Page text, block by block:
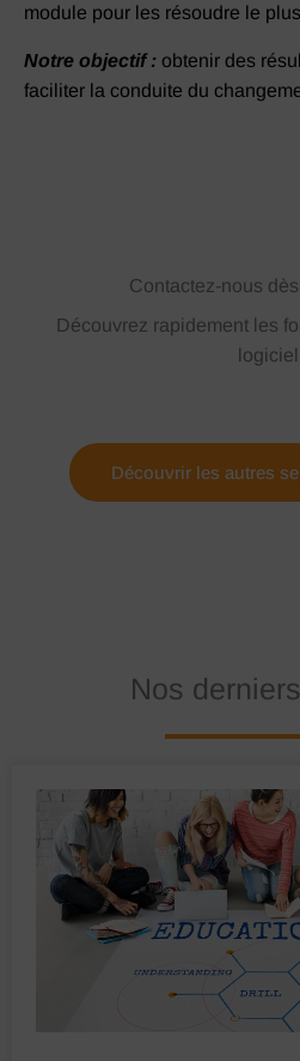
module pour les résoudre le
Notre objectif : obtenir des
faciliter la conduite du
Contactez-nous
Découvrez rapidement les
logiciel
Découvrir les autres
Nos